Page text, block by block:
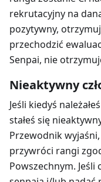
rekrutacyjny na
pozytywny,
przechodzić
Senpai, nie
Nieaktywny
Jeśli kiedyś
stałeś się
Przewodnik
przywróci rangi
Powszechnym. Jeśli